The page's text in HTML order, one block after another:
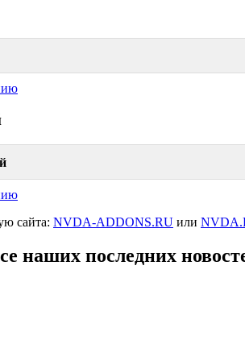
сайта: NVDA-ADDONS.RU или
наших последних